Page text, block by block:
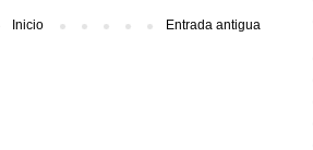
Entrada antigua
Inicio